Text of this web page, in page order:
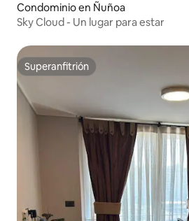
Condominio en Ñuñoa
Sky Cloud - Un lugar para estar
Superanfitrión
Superanfitrión